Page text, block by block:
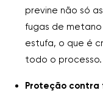
previne não só
fugas de
estufa, o que é
todo o processo.
Proteção contra